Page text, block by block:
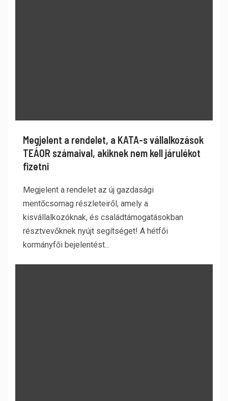
Megjelent a rendelet, a KATA-s vállalkozások
TEÁOR számaival, akiknek nem kell járulékot
fizetni
Megjelent a rendelet az új gazdasági
mentőcsomag részleteiről, amely a
kisvállalkozóknak, és családtámogatásokban
résztvevőknek nyújt segítséget! A hétfői
kormányfői bejelentést...